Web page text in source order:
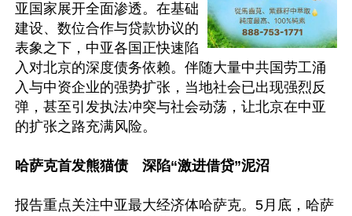
亚国家展开全面渗透。在基础
建设、数位合作与贷款协议的
表象之下，中亚各国正快速陷
入对北京的深度债务依赖。伴随大量中共国劳工涌
入与中资企业的强势扩张，当地社会已出现强烈反
弹，甚至引发执法冲突与社会动荡，让北京在中亚
的扩张之路充满风险。
哈萨克首发熊猫债　深陷“激进借贷”泥沼
报告重点关注中亚最大经济体哈萨克。5月底，哈萨